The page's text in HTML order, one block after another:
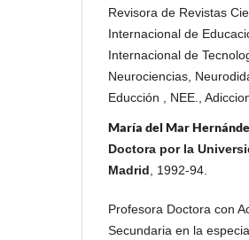
Revisora de Revistas
Internacional de
Internacional de
Neurociencias,
Educción , NEE.,
María del Mar
Doctora por la
Madrid , 1992-94.
Profesora Doctora con
Secundaria en la